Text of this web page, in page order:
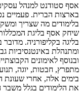
אסף סטודנט למנהל
בארצות הברית. פעמיים
בלימודים מה שצריך
שיחק אסף בליגת
בליגה בקליפורניה.
ובנוסף לאימונים
מתפרץ, חבטות, יוגה,
בימים אלה, אחרי
את הלימודים בגלל